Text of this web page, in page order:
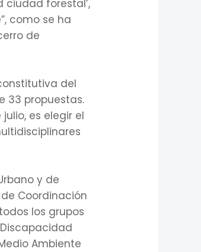
ciudad forestal’,
como se ha
de
del
33 propuestas.
es elegir el
y de
Coordinación
los grupos
Ambiente